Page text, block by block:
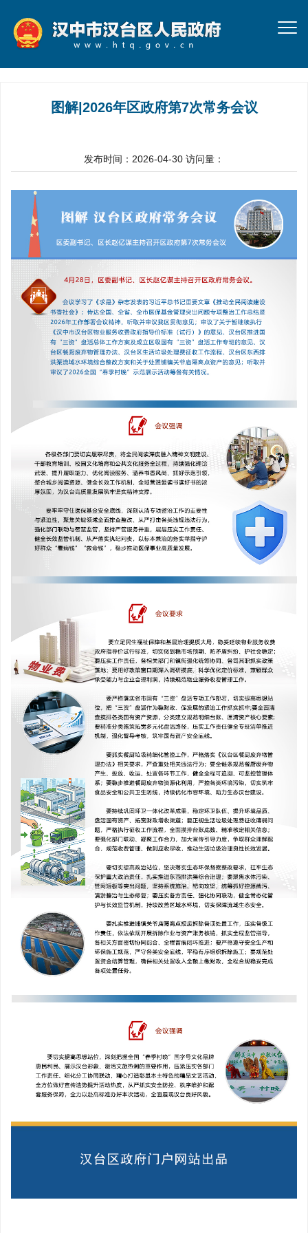
图解|2026年区政府第7次常务会议
发布时间：2026-04-30 访问量：